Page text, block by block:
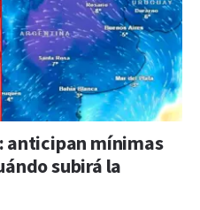
anticipan mínimas
subirá la